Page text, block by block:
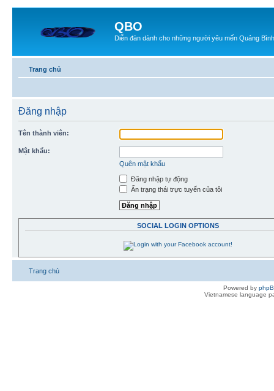
QBO
Diễn đàn dành cho những người yêu mến Quảng Bình
Trang chủ
Đăng nhập
Tên thành viên:
Mật khẩu:
Quên mật khẩu
Đăng nhập tự động
Ẩn trạng thái trực tuyến của tôi
SOCIAL LOGIN OPTIONS
Trang chủ
Powered by
Vietnamese language